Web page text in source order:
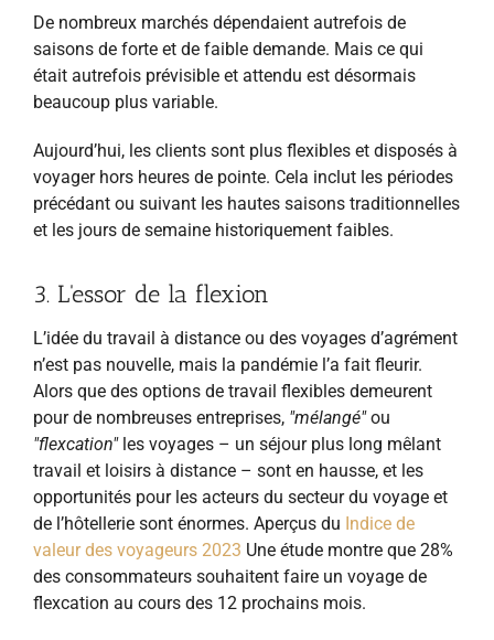
De nombreux marchés dépendaient autrefois de
saisons de forte et de faible demande. Mais ce qui
était autrefois prévisible et attendu est désormais
beaucoup plus variable.
Aujourd’hui, les clients sont plus flexibles et disposés à
voyager hors heures de pointe. Cela inclut les périodes
précédant ou suivant les hautes saisons traditionnelles
et les jours de semaine historiquement faibles.
3. L'essor de la flexion
L’idée du travail à distance ou des voyages d’agrément
n’est pas nouvelle, mais la pandémie l’a fait fleurir.
Alors que des options de travail flexibles demeurent
pour de nombreuses entreprises, "mélangé"ou
"flexcation"les voyages – un séjour plus long mêlant
travail et loisirs à distance – sont en hausse, et les
opportunités pour les acteurs du secteur du voyage et
de l’hôtellerie sont énormes. Aperçus du Indice de
valeur des voyageurs 2023 Une étude montre que 28%
des consommateurs souhaitent faire un voyage de
flexcation au cours des 12 prochains mois.